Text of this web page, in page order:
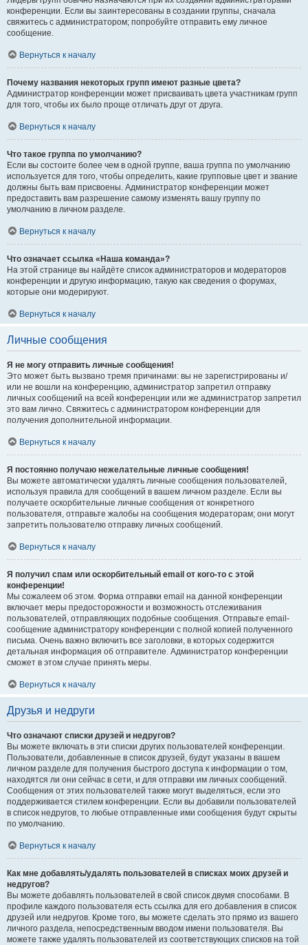
конференции. Если вы заинтересованы в создании группы, сначала
свяжитесь с администратором; попробуйте отправить ему личное
сообщение.
Вернуться к началу
Почему названия некоторых групп имеют разные цвета?
Администратор конференции может присваивать цвета участникам групп
для того, чтобы их было проще отличать друг от друга.
Вернуться к началу
Что такое группа по умолчанию?
Если вы состоите более чем в одной группе, ваша группа по умолчанию
используется для того, чтобы определить, какие групповые цвет и звание
должны быть вам присвоены. Администратор конференции может
предоставить вам разрешение самому изменять вашу группу по
умолчанию в личном разделе.
Вернуться к началу
Что означает ссылка «Наша команда»?
На этой странице вы найдёте список администраторов и модераторов
конференции и другую информацию, такую как сведения о форумах,
которые они модерируют.
Вернуться к началу
Личные сообщения
Я не могу отправить личные сообщения!
Это может быть вызвано тремя причинами: вы не зарегистрированы и/
или не вошли на конференцию, администратор запретил отправку
личных сообщений на всей конференции или же администратор запретил
это вам лично. Свяжитесь с администратором конференции для
получения дополнительной информации.
Вернуться к началу
Я постоянно получаю нежелательные личные сообщения!
Вы можете автоматически удалять личные сообщения пользователей,
используя правила для сообщений в вашем личном разделе. Если вы
получаете оскорбительные личные сообщения от конкретного
пользователя, отправьте жалобы на сообщения модераторам; они могут
запретить пользователю отправку личных сообщений.
Вернуться к началу
Я получил спам или оскорбительный email от кого-то с этой
конференции!
Мы сожалеем об этом. Форма отправки email на данной конференции
включает меры предосторожности и возможность отслеживания
пользователей, отправляющих подобные сообщения. Отправьте email-
сообщение администратору конференции с полной копией полученного
письма. Очень важно включить все заголовки, в которых содержится
детальная информация об отправителе. Администратор конференции
сможет в этом случае принять меры.
Вернуться к началу
Друзья и недруги
Что означают списки друзей и недругов?
Вы можете включать в эти списки других пользователей конференции.
Пользователи, добавленные в список друзей, будут указаны в вашем
личном разделе для получения быстрого доступа к информации о том,
находятся ли они сейчас в сети, и для отправки им личных сообщений.
Сообщения от этих пользователей также могут выделяться, если это
поддерживается стилем конференции. Если вы добавили пользователей
в список недругов, то любые отправленные ими сообщения будут скрыты
по умолчанию.
Вернуться к началу
Как мне добавлять/удалять пользователей в списках моих друзей и
недругов?
Вы можете добавлять пользователей в свой список двумя способами. В
профиле каждого пользователя есть ссылка для его добавления в список
друзей или недругов. Кроме того, вы можете сделать это прямо из вашего
личного раздела, непосредственным вводом имени пользователя. Вы
можете также удалять пользователей из соответствующих списков на той